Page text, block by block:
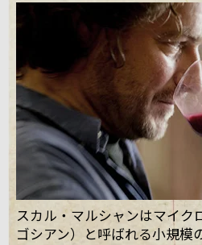
スカル・マルシャンはマイク
ゴシアン）と呼ばれる小規模